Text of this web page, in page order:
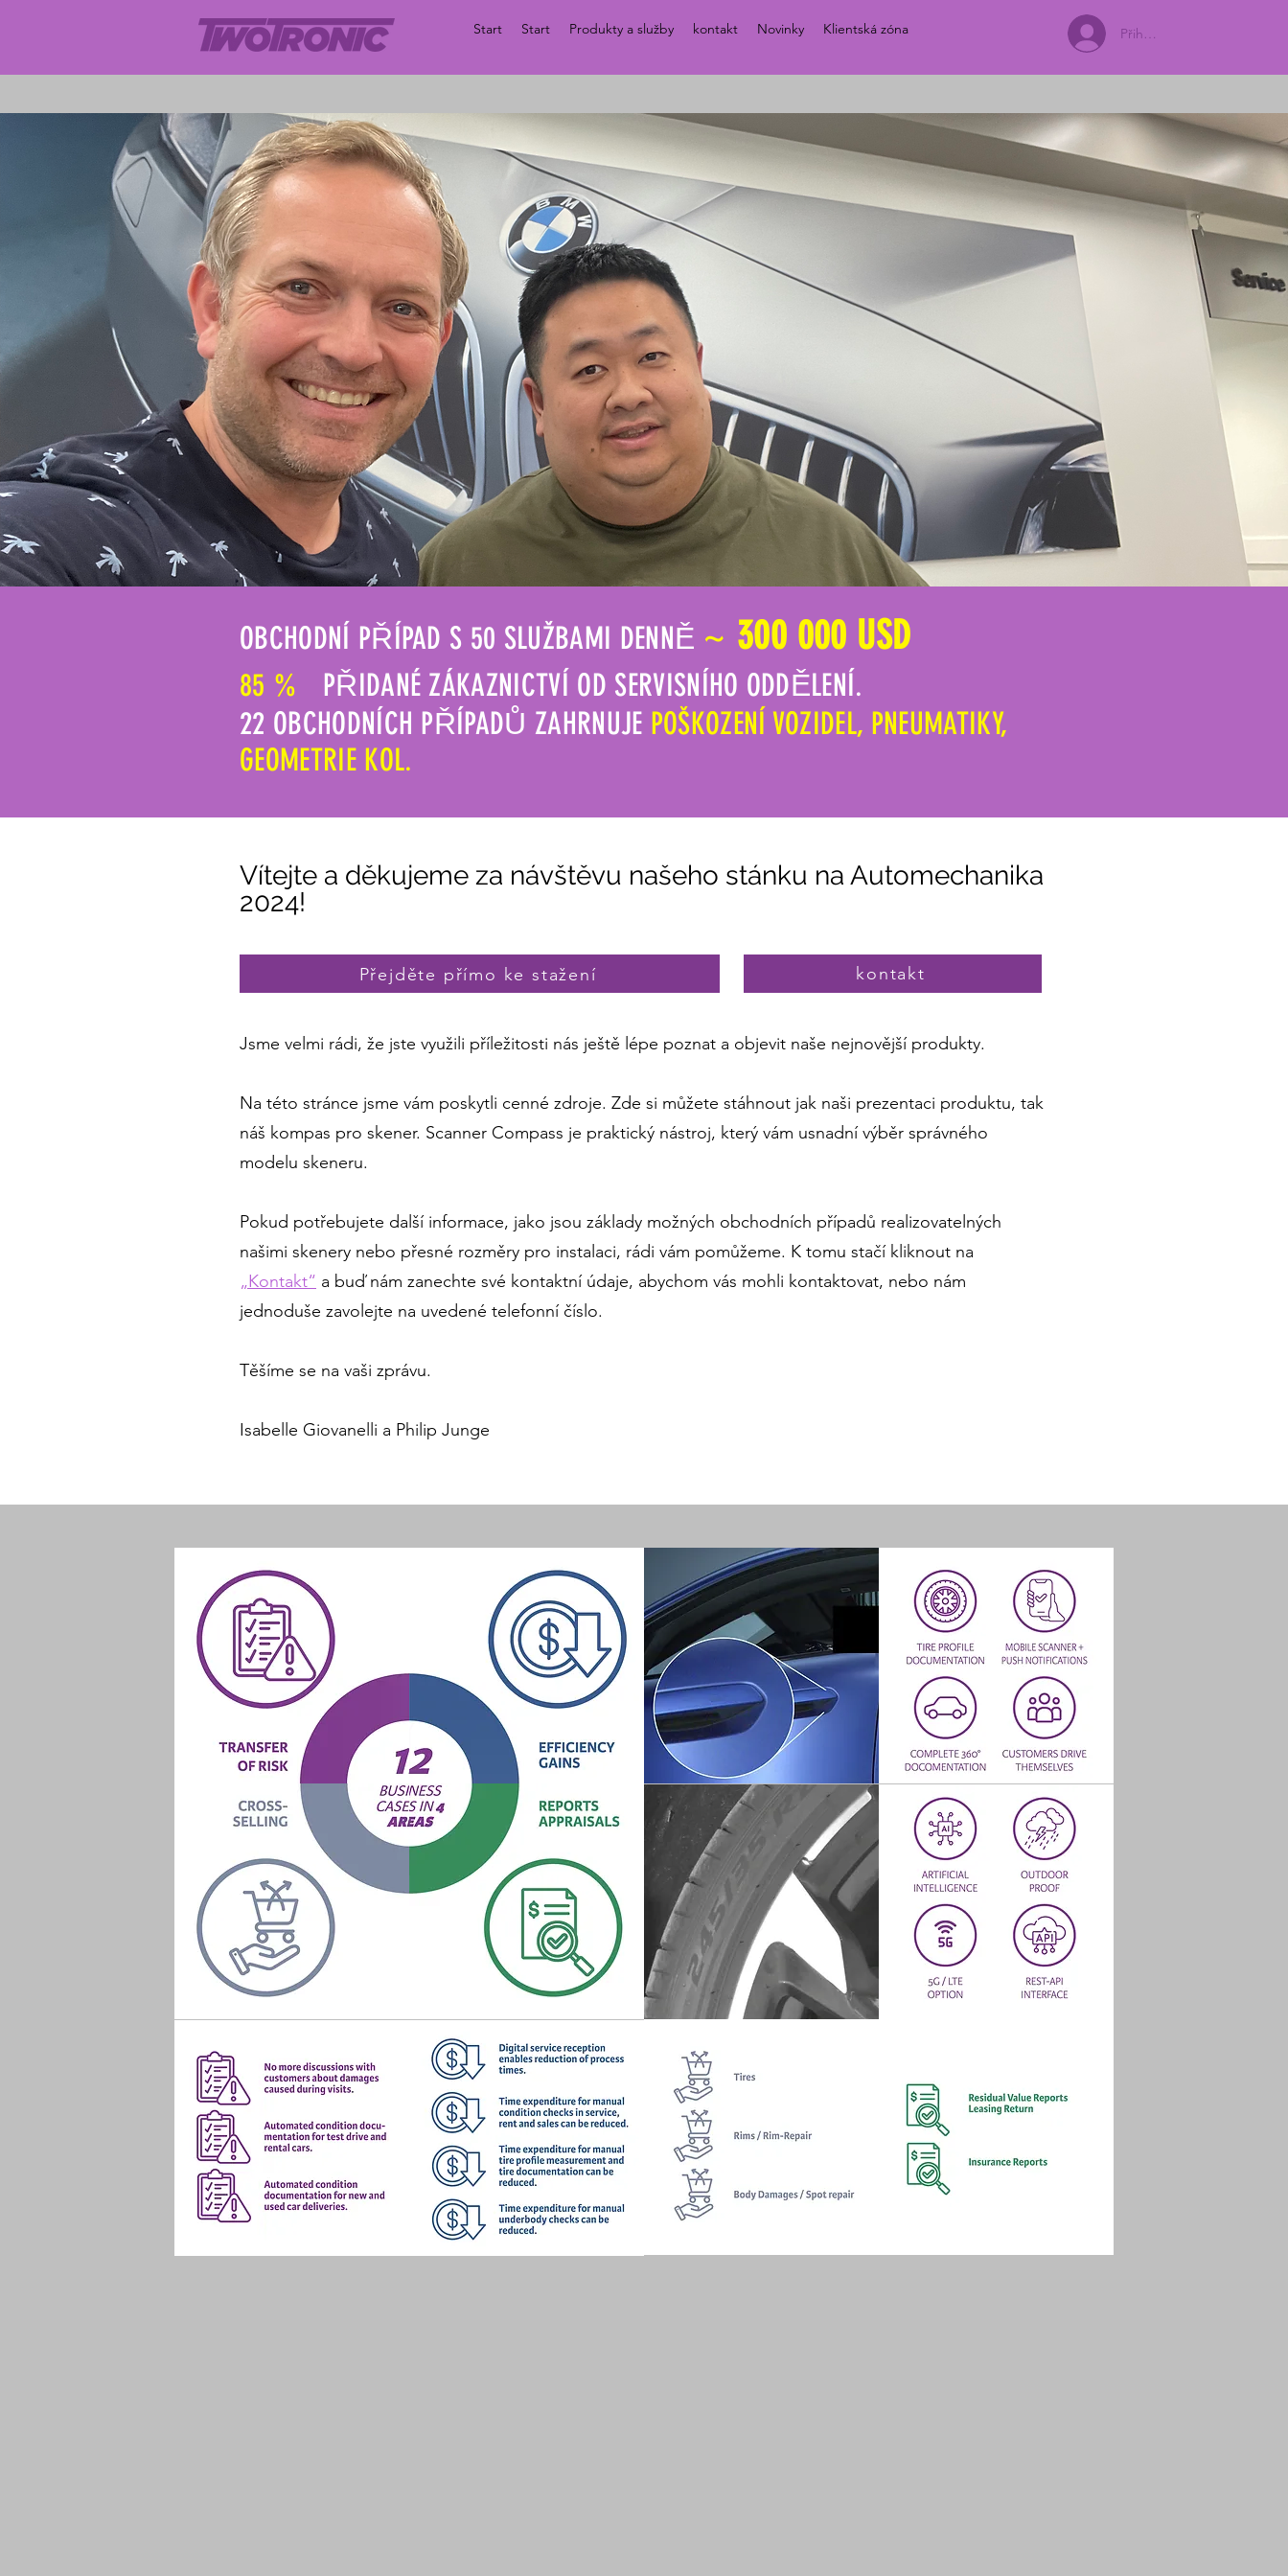
Start Start Produkty a služby kontakt Novinky Klientská zóna Přihlásit se
OBCHODNÍ PŘÍPAD S 50 SLUŽBAMI DENNĚ ~ 300 000 USD
85 %
PŘIDANÉ ZÁKAZNICTVÍ OD SERVISNÍHO ODDĚLENÍ.
22 OBCHODNÍCH PŘÍPADŮ ZAHRNUJE POŠKOZENÍ VOZIDEL, PNEUMATIKY,
GEOMETRIE KOL.
Vítejte a děkujeme za návštěvu našeho stánku na Automechanika
2024!
Přejděte přímo ke stažení kontakt
Jsme velmi rádi, že jste využili příležitosti nás ještě lépe poznat a objevit naše nejnovější produkty.
Na této stránce jsme vám poskytli cenné zdroje. Zde si můžete stáhnout jak naši prezentaci produktu, tak
náš kompas pro skener. Scanner Compass je praktický nástroj, který vám usnadní výběr správného
modelu skeneru.
Pokud potřebujete další informace, jako jsou základy možných obchodních případů realizovatelných
našimi skenery nebo přesné rozměry pro instalaci, rádi vám pomůžeme. K tomu stačí kliknout na
„Kontakt“ a buď nám zanechte své kontaktní údaje, abychom vás mohli kontaktovat, nebo nám
jednoduše zavolejte na uvedené telefonní číslo.
Těšíme se na vaši zprávu.
Isabelle Giovanelli a Philip Junge